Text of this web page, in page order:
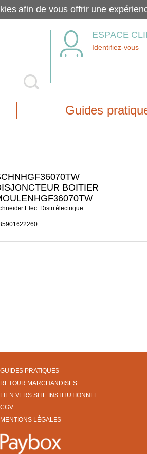
ESPACE
Identifiez-vous
Guides
BOITIER
Elec. Distri.électrique
GUIDES PRATIQUES
RETOUR MARCHANDISES
LIEN VERS SITE INSTITUTIONNEL
CGV
MENTIONS LÉGALES
afin de vous offrir une